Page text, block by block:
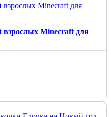
взрослых Minecraft для